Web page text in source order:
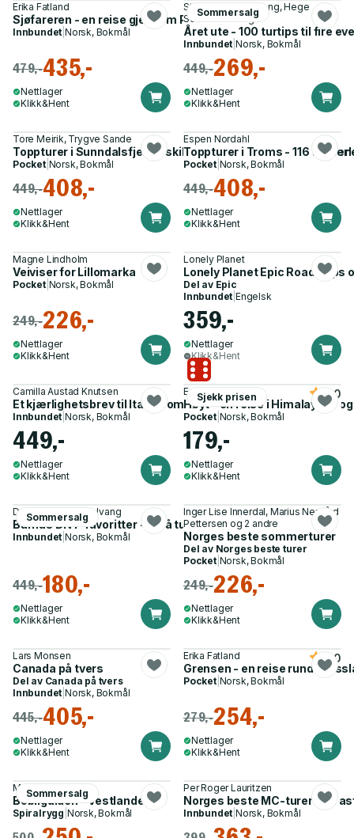
Erika Fatland
Sjøfareren - en reise gjennom Portugals tapte imperium
Innbundet |Norsk, Bokmål
479,-435,-
Nettlager
Klikk&Hent
Sommersalg
Stine Schultz Heireng, Hege
Schultz Heireng
Året ute - 100 turtips til fire
Innbundet |Norsk, Bokmål
449,-269,-
Nettlager
Klikk&Hent
Tore Meirik, Trygve Sande
Toppturer i Sunndalsfjella - skiboka for de høyeste
Pocket| Norsk, Bokmål
449,-408,-
Nettlager
Klikk&Hent
Espen Nordahl
Toppturer i Troms - 116
Pocket| Norsk, Bokmål
449,-408,-
Nettlager
Klikk&Hent
Magne Lindholm
Veiviser for Lillomarka
Pocket| Norsk, Bokmål
249,-226,-
Nettlager
Klikk&Hent
Lonely Planet
Lonely Planet Epic Road Trips
Del av Epic
Innbundet |Engelsk
359,-
Nettlager
Klikk&Hent
Camilla Austad Knutsen
Et kjærlighetsbrev til Italia - om livets smaker, kjærligheten
Innbundet |Norsk, Bokmål
449,-
Nettlager
Klikk&Hent
Sjekk prisen
Erika Fatland
Høyt - en reise i Himalaya
5.0
Pocket| Norsk, Bokmål
179,-
Nettlager
Klikk&Hent
Sommersalg
Dag Terje Klarp Solvang
Barnas DNT-favoritter - små turer, store opplevelser
Innbundet |Norsk, Bokmål
449,-180,-
Nettlager
Klikk&Hent
Inger Lise Innerdal, Marius Nergård
Pettersen og 2 andre
Norges beste sommerturer
Del av Norges beste turer
Pocket| Norsk, Bokmål
249,-226,-
Nettlager
Klikk&Hent
Lars Monsen
Canada på tvers
Del av Canada på tvers
Innbundet |Norsk, Bokmål
445,-405,-
Nettlager
Klikk&Hent
Erika Fatland
Grensen - en reise rundt
5.0
Pocket| Norsk, Bokmål
279,-254,-
Nettlager
Klikk&Hent
Sommersalg
Magne Klann
Bobilguiden - Vestlandet
Spiralrygg Norsk, Bokmål
Per Roger Lauritzen
Norges beste MC-turer - på
Innbundet |Norsk, Bokmål